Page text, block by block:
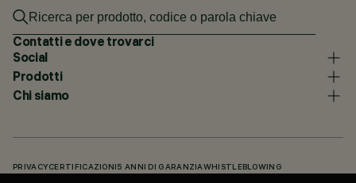
Contatti e dove trovarci
Social
Prodotti
Chi siamo
PRIVACY CERTIFICAZIONI 5 ANNI DI GARANZIAWHISTLEBLOWING